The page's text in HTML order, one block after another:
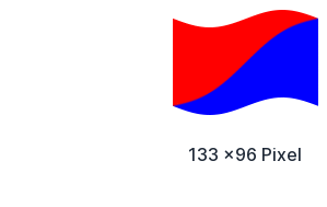
133 x96 Pixel